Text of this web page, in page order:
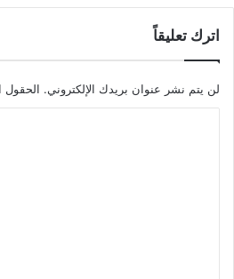
اترك تعليقاً
لن يتم نشر عنوان بريدك الإلكتروني. الحقول